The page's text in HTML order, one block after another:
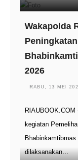
Wakapolda
2026
RABU, 13 MEI
kegiatan
dilaksanakan…